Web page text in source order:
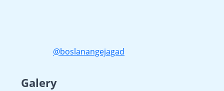
@boslanangejagad
Galery